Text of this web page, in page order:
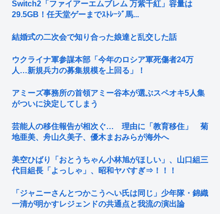
Switch2「ファイアーエムブレム 万紫千紅」容量は
29.5GB！任天堂ゲーまでｽﾄﾚｰｼﾞ馬...
結婚式の二次会で知り合った娘達と乱交した話
ウクライナ軍参謀本部「今年のロシア軍死傷者24万
人…新規兵力の募集規模を上回る」！
アミーズ事務所の首領アミー谷本が選ぶスペオキ5人集
がついに決定してしまう
芸能人の移住報告が相次ぐ… 理由に「教育移住」 菊
地亜美、舟山久美子、優木まおみらが海外へ
美空ひばり「おとうちゃん小林旭がほしい」、山口組三
代目組長「よっしゃ」、昭和ヤバすぎ⇒！！！
「ジャニーさんとつかこうへい氏は同じ」少年隊・錦織
一清が明かすレジェンドの共通点と我流の演出論